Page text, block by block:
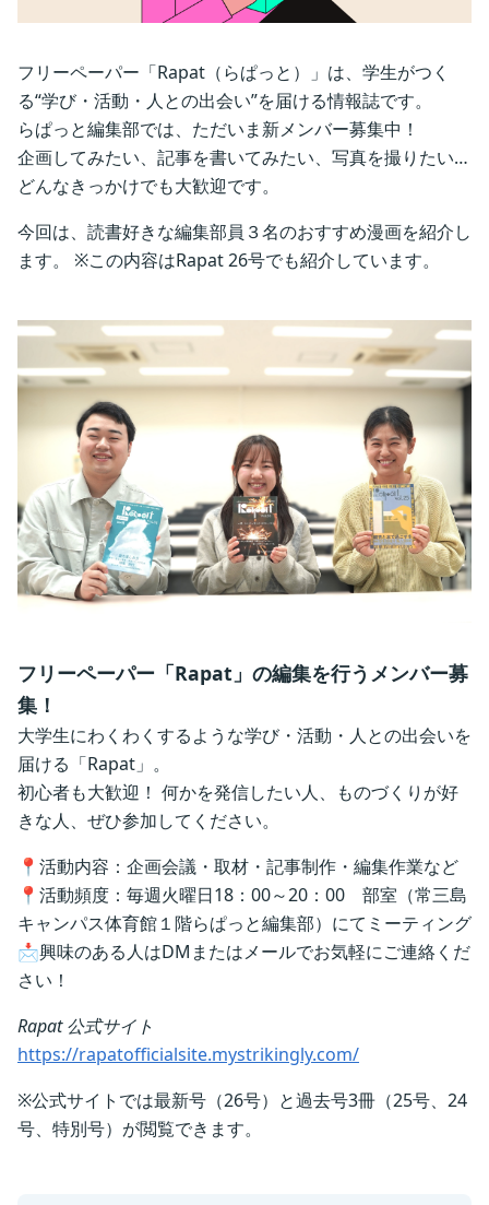
フリーペーパー「Rapat（らぱっと）」は、学生がつく
る“学び・活動・人との出会い”を届ける情報誌です。
らぱっと編集部では、ただいま新メンバー募集中！
企画してみたい、記事を書いてみたい、写真を撮りたい…
どんなきっかけでも大歓迎です。
今回は、読書好きな編集部員３名のおすすめ漫画を紹介し
ます。 ※この内容はRapat 26号でも紹介しています。
フリーペーパー「Rapat」の編集を行うメンバー募
集！
大学生にわくわくするような学び・活動・人との出会いを
届ける「Rapat」。
初心者も大歓迎！ 何かを発信したい人、ものづくりが好
きな人、ぜひ参加してください。
📍活動内容：企画会議・取材・記事制作・編集作業など
📍活動頻度：毎週火曜日18：00～20：00 部室（常三島
キャンパス体育館１階らぱっと編集部）にてミーティング
📩興味のある人はDMまたはメールでお気軽にご連絡くだ
さい！
Rapat 公式サイト
https://rapatofficialsite.mystrikingly.com/
※公式サイトでは最新号（26号）と過去号3冊（25号、24
号、特別号）が閲覧できます。